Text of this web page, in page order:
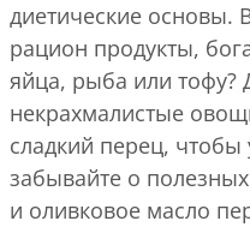
диетические основы.
рацион продукты,
яйца, рыба или тофу?
некрахмалистые
сладкий перец, чтобы
забывайте о
и оливковое масло